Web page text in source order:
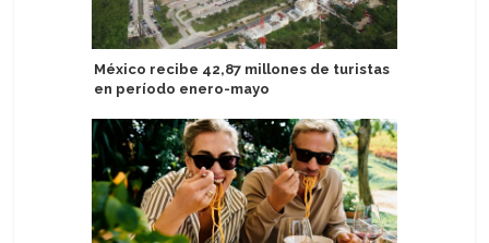
México recibe 42,87 millones de turistas
en período enero-mayo